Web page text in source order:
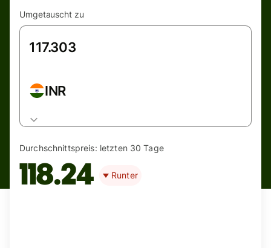
Umgetauscht zu
INR
Durchschnittspreis: letzten 30 Tage
118.24 Runter